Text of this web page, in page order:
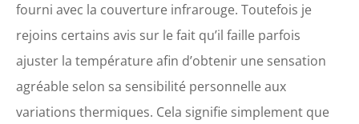
fourni avec la couverture infrarouge. Toutefois je
rejoins certains avis sur le fait qu’il faille parfois
ajuster la température afin d’obtenir une sensation
agréable selon sa sensibilité personnelle aux
variations thermiques. Cela signifie simplement que